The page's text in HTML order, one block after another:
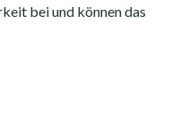
bei und können das